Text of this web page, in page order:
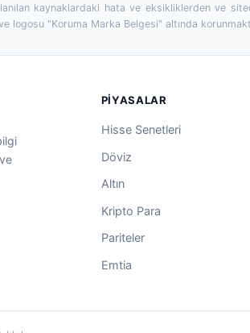
kaynaklardaki hata ve eksikliklerden ve
logosu "Koruma Marka Belgesi" altında
PIYASALAR
Hisse Senetleri
Döviz
Altın
Kripto Para
Pariteler
Emtia